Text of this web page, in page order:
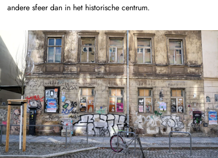
andere sfeer dan in het historische centrum.